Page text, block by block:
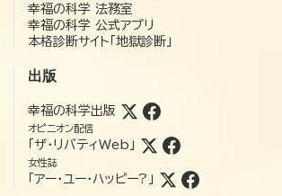
幸福の科学 法務室
幸福の科学 公式アプリ
本格診断サイト「地獄診断」
出版
幸福の科学出版
オピニオン配信
「ザ・リバティWeb」
女性誌
「アー・ユー・ハッピー?」